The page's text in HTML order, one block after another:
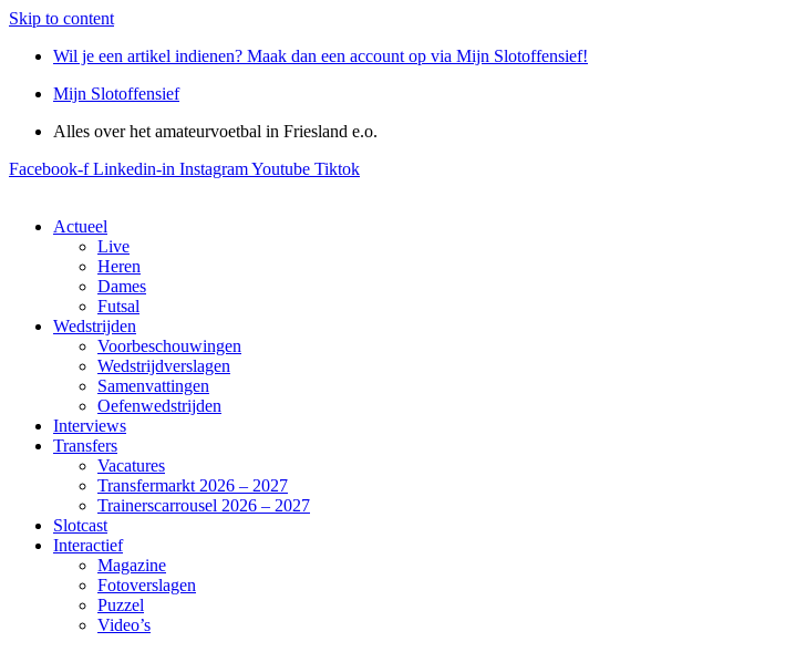
Skip to content
Wil je een artikel indienen? Maak dan een account op via Mijn Slotoffensief!
Mijn Slotoffensief
Alles over het amateurvoetbal in Friesland e.o.
Facebook-f Linkedin-in InstagramYoutube Tiktok
Actueel
Live
Heren
Dames
Futsal
Wedstrijden
Voorbeschouwingen
Wedstrijdverslagen
Samenvattingen
Oefenwedstrijden
Interviews
Transfers
Vacatures
Transfermarkt 2026 – 2027
Trainerscarrousel 2026 – 2027
Slotcast
Interactief
Magazine
Fotoverslagen
Puzzel
Video’s